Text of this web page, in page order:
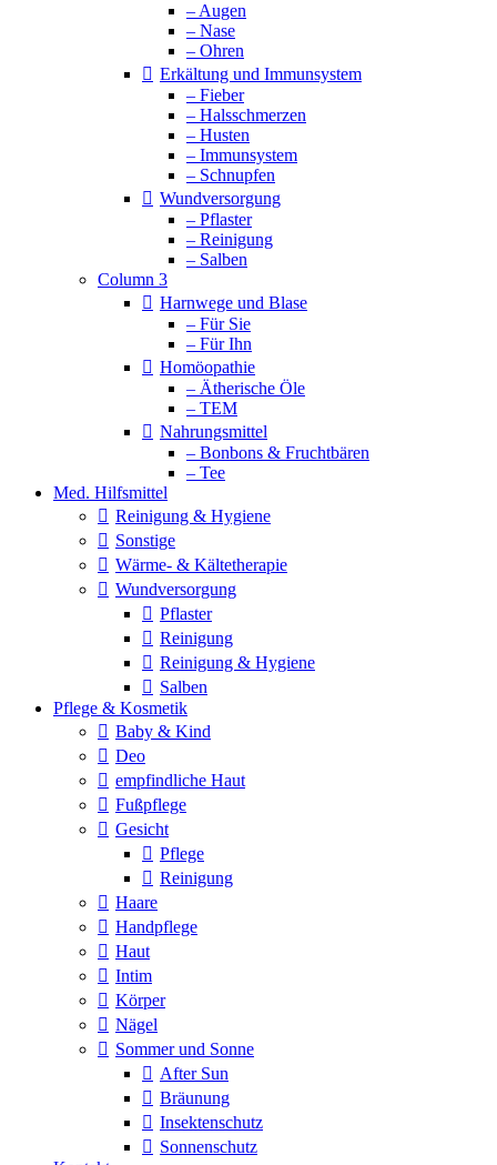
– Augen
– Nase
– Ohren
Erkältung und Immunsystem
– Fieber
– Halsschmerzen
– Husten
– Immunsystem
– Schnupfen
Wundversorgung
– Pflaster
– Reinigung
– Salben
Column 3
Harnwege und Blase
– Für Sie
– Für Ihn
Homöopathie
– Ätherische Öle
– TEM
Nahrungsmittel
– Bonbons & Fruchtbären
– Tee
Med. Hilfsmittel
Reinigung & Hygiene
Sonstige
Wärme- & Kältetherapie
Wundversorgung
Pflaster
Reinigung
Reinigung & Hygiene
Salben
Pflege & Kosmetik
Baby & Kind
Deo
empfindliche Haut
Fußpflege
Gesicht
Pflege
Reinigung
Haare
Handpflege
Haut
Intim
Körper
Nägel
Sommer und Sonne
After Sun
Bräunung
Insektenschutz
Sonnenschutz